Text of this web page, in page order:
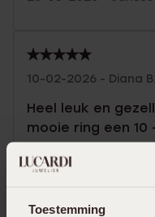
Toestemming
10-02-2026 - Diana B.
Heel leuk en
mooie ring een 10